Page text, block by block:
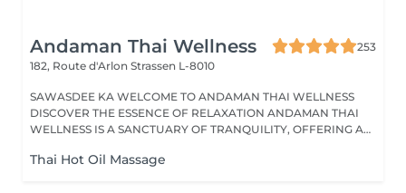
Andaman Thai Wellness
253
182, Route d'Arlon Strassen L-8010
SAWASDEE KA WELCOME TO ANDAMAN THAI WELLNESS
DISCOVER THE ESSENCE OF RELAXATION ANDAMAN THAI
WELLNESS IS A SANCTUARY OF TRANQUILITY, OFFERING A
Thai Hot Oil Massage